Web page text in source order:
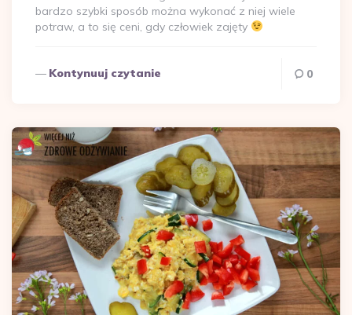
bardzo szybki sposób można wykonać z niej wiele
potraw, a to się ceni, gdy człowiek zajęty
Kontynuuj czytanie 0